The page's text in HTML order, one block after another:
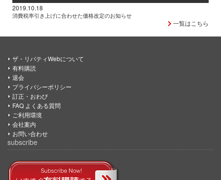
2019.10.18
消費税率引き上げに合わせた価格改定のお知らせ
一覧はこちら
ザ・リバティWebについて
有料購読
退会
プライバシーポリシー
訂正・おわび
FAQ よくある質問
ご利用環境
会社案内
お問い合わせ
subscribe